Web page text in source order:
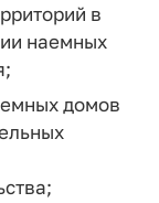
в
наемных
домов